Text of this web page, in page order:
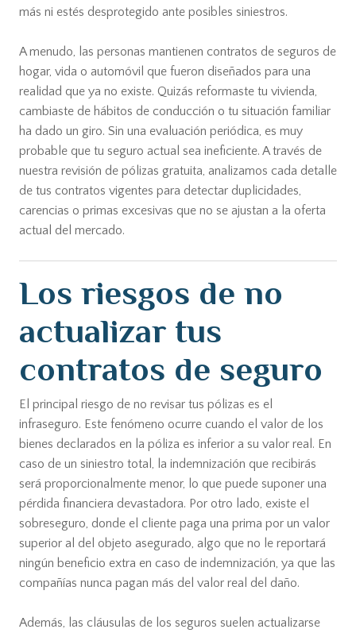
más ni estés desprotegido ante posibles siniestros.
A menudo, las personas mantienen contratos de seguros de
hogar, vida o automóvil que fueron diseñados para una
realidad que ya no existe. Quizás reformaste tu vivienda,
cambiaste de hábitos de conducción o tu situación familiar
ha dado un giro. Sin una evaluación periódica, es muy
probable que tu seguro actual sea ineficiente. A través de
nuestra revisión de pólizas gratuita, analizamos cada detalle
de tus contratos vigentes para detectar duplicidades,
carencias o primas excesivas que no se ajustan a la oferta
actual del mercado.
Los riesgos de no
actualizar tus
contratos de seguro
El principal riesgo de no revisar tus pólizas es el
infraseguro. Este fenómeno ocurre cuando el valor de los
bienes declarados en la póliza es inferior a su valor real. En
caso de un siniestro total, la indemnización que recibirás
será proporcionalmente menor, lo que puede suponer una
pérdida financiera devastadora. Por otro lado, existe el
sobreseguro, donde el cliente paga una prima por un valor
superior al del objeto asegurado, algo que no le reportará
ningún beneficio extra en caso de indemnización, ya que las
compañías nunca pagan más del valor real del daño.
Además, las cláusulas de los seguros suelen actualizarse